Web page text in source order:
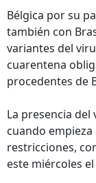
Bélgica por su
también con
variantes del
cuarentena
procedentes de
La presencia
cuando
restricciones,
este miércoles